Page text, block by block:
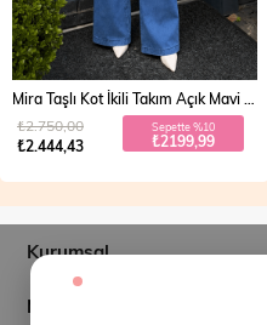
₺2.444,43
₺2.750,00 Sepette %10
₺2199,99
Kurumsal
Müşteri İlişkileri